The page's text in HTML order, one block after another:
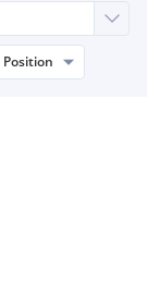
Position